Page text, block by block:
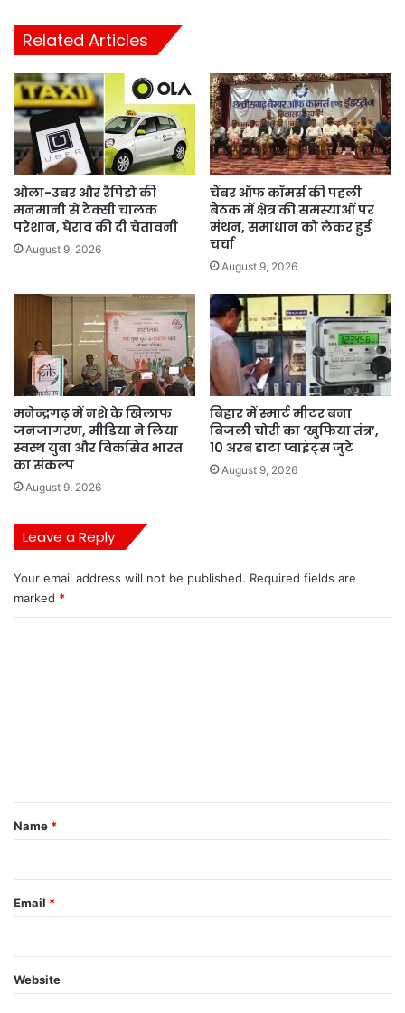
Related Articles
ओला-उबर और रैपिडो की
मनमानी से टैक्सी चालक
परेशान, घेराव की दी चेतावनी
August 9, 2026
चैंबर ऑफ कॉमर्स की पहली
बैठक में क्षेत्र की समस्याओं पर
मंथन, समाधान को लेकर हुई
चर्चा
August 9, 2026
मनेन्द्रगढ़ में नशे के खिलाफ
जनजागरण, मीडिया ने लिया
स्वस्थ युवा और विकसित भारत
का संकल्प
August 9, 2026
बिहार में स्मार्ट मीटर बना
बिजली चोरी का ‘खुफिया तंत्र’,
10 अरब डाटा प्वाइंट्स जुटे
August 9, 2026
Leave a Reply
Your email address will not be published. Required fields are
marked *
*
Name *
Email *
Website